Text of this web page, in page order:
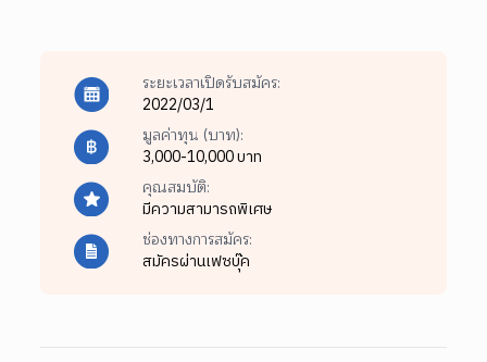
ระยะเวลาเปิดรับสมัคร:
2022/03/1
มูลค่าทุน (บาท):
3,000-10,000 บาท
คุณสมบัติ:
มีความสามารถพิเศษ
ช่องทางการสมัคร:
สมัครผ่านเฟซบุ๊ค